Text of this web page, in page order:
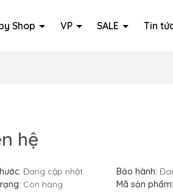
Shop VP SALE Tin
hệ
Đang cập nhật Bảo hành:
Còn hàng Mã sản phẩm: